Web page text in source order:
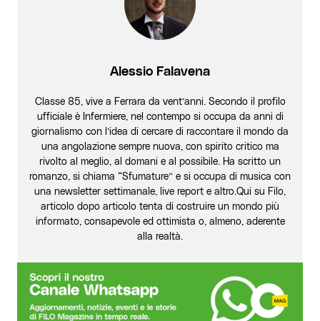
Alessio Falavena
Classe 85, vive a Ferrara da vent’anni. Secondo il profilo
ufficiale è Infermiere, nel contempo si occupa da anni di
giornalismo con l’idea di cercare di raccontare il mondo da
una angolazione sempre nuova, con spirito critico ma
rivolto al meglio, al domani e al possibile. Ha scritto un
romanzo, si chiama “Sfumature” e si occupa di musica con
una newsletter settimanale, live report e altro.Qui su Filo,
articolo dopo articolo tenta di costruire un mondo più
informato, consapevole ed ottimista o, almeno, aderente
alla realtà.